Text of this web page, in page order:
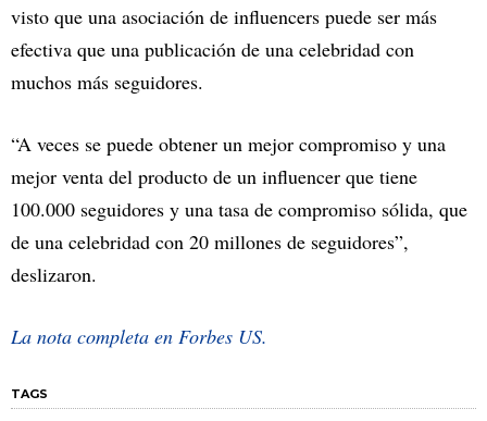
visto que una asociación de influencers puede ser más
efectiva que una publicación de una celebridad con
muchos más seguidores.
“A veces se puede obtener un mejor compromiso y una
mejor venta del producto de un influencer que tiene
100.000 seguidores y una tasa de compromiso sólida, que
de una celebridad con 20 millones de seguidores”,
deslizaron.
La nota completa en Forbes US.
TAGS